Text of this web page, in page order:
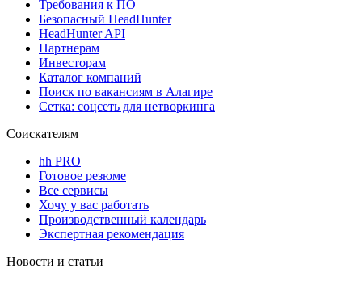
Требования к ПО
Безопасный HeadHunter
HeadHunter API
Партнерам
Инвесторам
Каталог компаний
Поиск по вакансиям в Алагире
Сетка: соцсеть для нетворкинга
Соискателям
hh PRO
Готовое резюме
Все сервисы
Хочу у вас работать
Производственный календарь
Экспертная рекомендация
Новости и статьи